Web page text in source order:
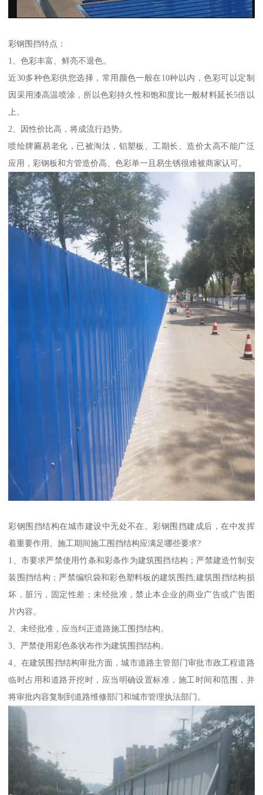
彩钢围挡特点：
1、色彩丰富、鲜亮不退色。
近30多种色彩供您选择，常用颜色一般在10种以内，色彩可以定制
因采用漆高温喷涂，所以色彩持久性和饱和度比一般材料延长5倍以
上。
2、因性价比高，将成流行趋势。
喷绘牌匾易老化，已被淘汰，铝塑板、工期长、造价太高不能广泛
应用，彩钢板和方管造价高、色彩单一且易生锈很难被商家认可。
彩钢围挡结构在城市建设中无处不在。彩钢围挡建成后，在中发挥
着重要作用。施工期间施工围挡结构应满足哪些要求?
1、市要求严禁使用竹条和彩条作为建筑围挡结构；严禁建造竹制安
装围挡结构；严禁编织袋和彩色塑料板的建筑围挡;建筑围挡结构损
坏，脏污，固定性差；未经批准，禁止本企业的商业广告或广告图
片内容。
2、未经批准，应当纠正道路施工围挡结构。
3、严禁使用彩色条状布作为建筑围挡结构。
4、在建筑围挡结构审批方面，城市道路主管部门审批市政工程道路
临时占用和道路开挖时，应当明确设置标准，施工时间和范围，并
将审批内容复制到道路维修部门和城市管理执法部门。